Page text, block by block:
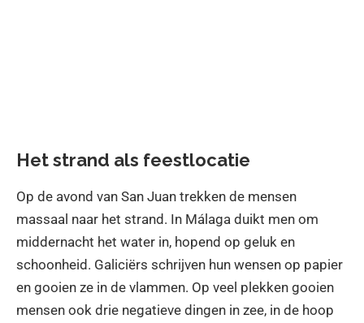
Het strand als feestlocatie
Op de avond van San Juan trekken de mensen
massaal naar het strand. In Málaga duikt men om
middernacht het water in, hopend op geluk en
schoonheid. Galiciërs schrijven hun wensen op papier
en gooien ze in de vlammen. Op veel plekken gooien
mensen ook drie negatieve dingen in zee, in de hoop